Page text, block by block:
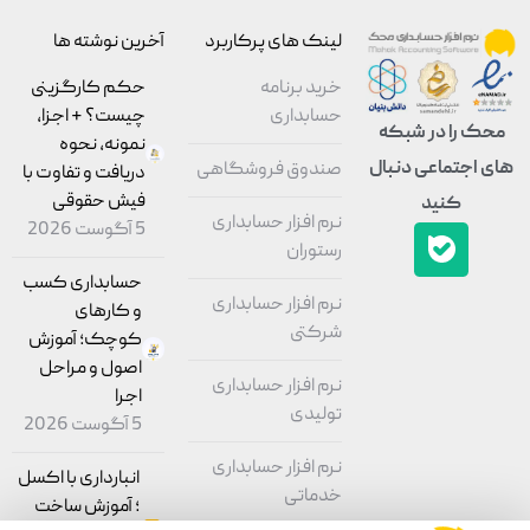
محک را در شبکه
های اجتماعی دنبال
کنید
لینک های پرکاربرد
خرید برنامه
حسابداری
صندوق فروشگاهی
نرم افزار حسابداری
رستوران
نرم افزار حسابداری
شرکتی
نرم افزار حسابداری
تولیدی
نرم افزار حسابداری
خدماتی
آخرین نوشته ها
حکم کارگزینی
چیست؟ + اجزا،
نمونه، نحوه
دریافت و تفاوت با
فیش حقوقی
5 آگوست 2026
حسابداری کسب
و کارهای
کوچک؛ آموزش
اصول و مراحل
اجرا
5 آگوست 2026
انبارداری با اکسل
؛ آموزش ساخت